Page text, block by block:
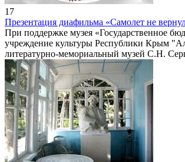
17
Презентация диафильма «Самолет не
При поддержке музея «Государственное
учреждение культуры Республики Крым
литературно-мемориальный музей С.Н.